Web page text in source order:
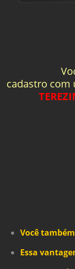
cadastro com
Você
Essa